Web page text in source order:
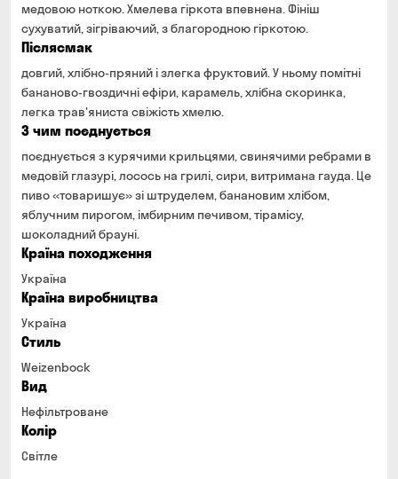
медовою ноткою. Хмелева гіркота впевнена. Фініш
сухуватий, зігріваючий, з благородною гіркотою.
Післясмак
довгий, хлібно-пряний і злегка фруктовий. У ньому помітні
бананово-гвоздичні ефіри, карамель, хлібна скоринка,
легка трав'яниста свіжість хмелю.
З чим поєднується
поєднується з курячими крильцями, свинячими ребрами в
медовій глазурі, лосось на грилі, сири, витримана гауда. Це
пиво «товаришує» зі штруделем, банановим хлібом,
яблучним пирогом, імбирним печивом, тірамісу,
шоколадний брауні.
Країна походження
Україна
Країна виробництва
Україна
Стиль
Weizenbock
Вид
Нефільтроване
Колір
Світле